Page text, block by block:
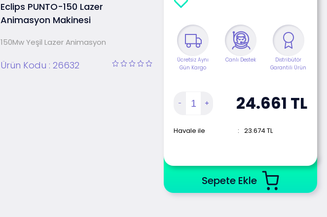
Eclips PUNTO-150 Lazer
Animasyon Makinesi
150Mw Yeşil Lazer Animasyon
Ürün Kodu : 26632
Ücretsiz Aynı
Gün Kargo
Canlı Destek
Distribütör
Garantili Ürün
24.661 TL
Havale ile : 23.674 TL
Sepete Ekle